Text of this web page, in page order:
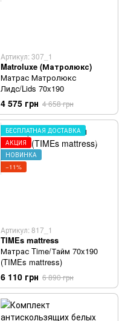
Артикул: 307_1
Matroluxe (Матролюкс)
Матрас Матролюкс
Лидс/Lids 70x190
4 575 грн 4 658 грн
БЕСПЛАТНАЯ ДОСТАВКА
АКЦИЯ
НОВИНКА
−11%
Артикул: 817_1
TIMEs mattress
Матрас Time/Тайм 70x190
(TIMEs mattress)
6 110 грн 6 890 грн